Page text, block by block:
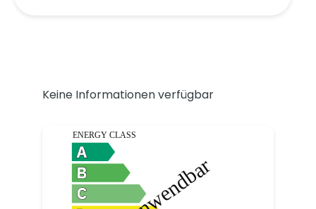
Keine Informationen verfügbar